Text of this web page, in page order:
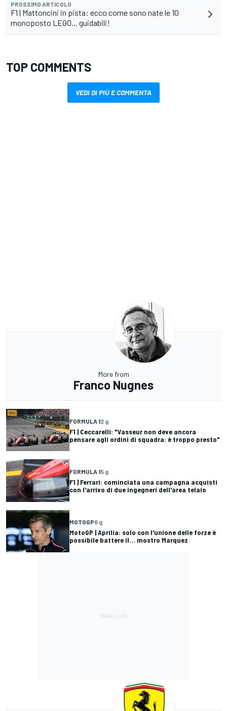
PROSSIMO ARTICOLO
F1 | Mattoncini in pista: ecco come sono nate le 10
monoposto LEGO... guidabili!
TOP COMMENTS
VEDI DI PIÙ E COMMENTA
More from
Franco Nugnes
FORMULA 12 g
F1 | Ceccarelli: "Vasseur non deve ancora
pensare agli ordini di squadra: è troppo presto"
FORMULA 15 g
F1 | Ferrari: cominciata una campagna acquisti
con l'arrivo di due ingegneri dell'area telaio
MOTOGP6 g
MotoGP | Aprilia: solo con l'unione delle forze è
possibile battere il... mostro Marquez